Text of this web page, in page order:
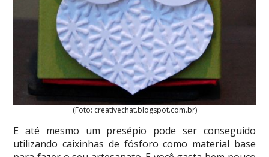
(Foto: creativechat.blogspot.com.br)
E até mesmo um presépio pode ser conseguido
utilizando caixinhas de fósforo como material base